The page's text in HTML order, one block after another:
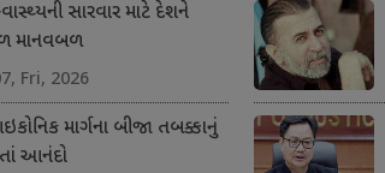
સારવાર માટે દેશને
માનવબળ
Fri, 2026
માર્ગના બીજા તબક્કાનું
આનંદો